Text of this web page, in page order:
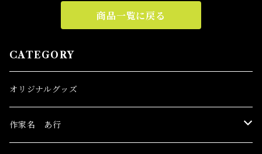
商品一覧に戻る
CATEGORY
オリジナルグッズ
作家名 あ行